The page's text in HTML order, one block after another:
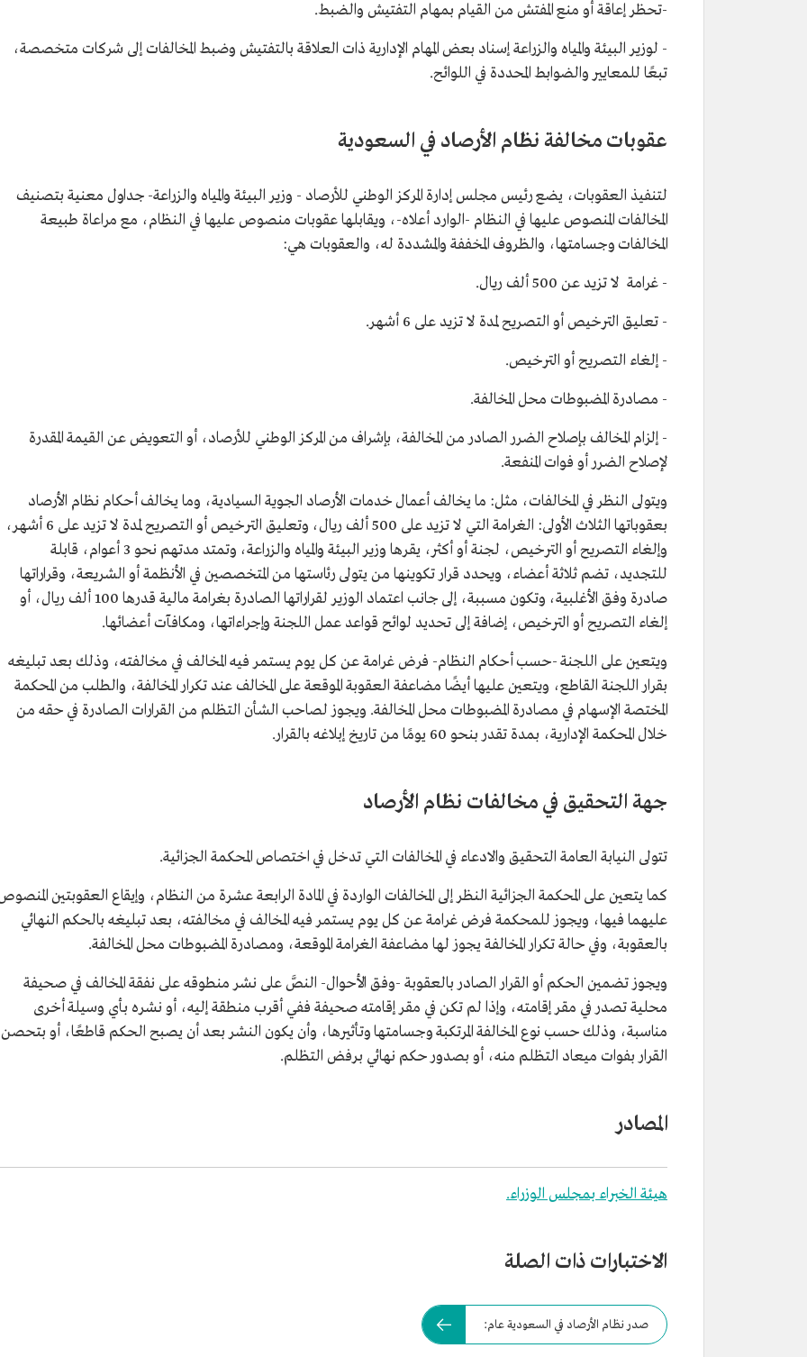
-تحظر إعاقة أو منع المفتش من القيام بمهام التفتيش والضبط.
- لوزير البيئة والمياه والزراعة إسناد بعض المهام الإدارية ذات العلاقة بالتفتيش وضبط المخالفات إلى شركات متخصصة،
تبعًا للمعايير والضوابط المحددة في اللوائح.
عقوبات مخالفة نظام الأرصاد في السعودية
لتنفيذ العقوبات، يضع رئيس مجلس إدارة المركز الوطني للأرصاد - وزير البيئة والمياه والزراعة- جداول معنية بتصنيف
المخالفات المنصوص عليها في النظام -الوارد أعلاه-، ويقابلها عقوبات منصوص عليها في النظام، مع مراعاة طبيعة
المخالفات وجسامتها، والظروف المخففة والمشددة له، والعقوبات هي:
- غرامة لا تزيد عن 500 ألف ريال.
- تعليق الترخيص أو التصريح لمدة لا تزيد على 6 أشهر.
- إلغاء التصريح أو الترخيص.
- مصادرة المضبوطات محل المخالفة.
- إلزام المخالف بإصلاح الضرر الصادر من المخالفة، بإشراف من المركز الوطني للأرصاد، أو التعويض عن القيمة المقدرة
لإصلاح الضرر أو فوات المنفعة.
ويتولى النظر في المخالفات، مثل: ما يخالف أعمال خدمات الأرصاد الجوية السيادية، وما يخالف أحكام نظام الأرصاد
بعقوباتها الثلاث الأولى: الغرامة التي لا تزيد على 500 ألف ريال، وتعليق الترخيص أو التصريح لمدة لا تزيد على 6 أشهر،
وإلغاء التصريح أو الترخيص، لجنة أو أكثر، يقرها وزير البيئة والمياه والزراعة، وتمتد مدتهم نحو 3 أعوام، قابلة
للتجديد، تضم ثلاثة أعضاء، ويحدد قرار تكوينها من يتولى رئاستها من المتخصصين في الأنظمة أو الشريعة، وقراراتها
صادرة وفق الأغلبية، وتكون مسببة، إلى جانب اعتماد الوزير لقراراتها الصادرة بغرامة مالية قدرها 100 ألف ريال، أو
إلغاء التصريح أو الترخيص، إضافة إلى تحديد لوائح قواعد عمل اللجنة وإجراءاتها، ومكافآت أعضائها.
ويتعين على اللجنة -حسب أحكام النظام- فرض غرامة عن كل يوم يستمر فيه المخالف في مخالفته، وذلك بعد تبليغه
بقرار اللجنة القاطع، ويتعين عليها أيضًا مضاعفة العقوبة الموقعة على المخالف عند تكرار المخالفة، والطلب من المحكمة
المختصة الإسهام في مصادرة المضبوطات محل المخالفة. ويجوز لصاحب الشأن التظلم من القرارات الصادرة في حقه من
خلال المحكمة الإدارية، بمدة تقدر بنحو 60 يومًا من تاريخ إبلاغه بالقرار.
جهة التحقيق في مخالفات نظام الأرصاد
تتولى النيابة العامة التحقيق والادعاء في المخالفات التي تدخل في اختصاص المحكمة الجزائية.
كما يتعين على المحكمة الجزائية النظر إلى المخالفات الواردة في المادة الرابعة عشرة من النظام، وإيقاع العقوبتين
عليهما فيها، ويجوز للمحكمة فرض غرامة عن كل يوم يستمر فيه المخالف في مخالفته، بعد تبليغه بالحكم النهائي
بالعقوبة، وفي حالة تكرار المخالفة يجوز لها مضاعفة الغرامة الموقعة، ومصادرة المضبوطات محل المخالفة.
ويجوز تضمين الحكم أو القرار الصادر بالعقوبة -وفق الأحوال- النصَّ على نشر منطوقه على نفقة المخالف في صحيفة
محلية تصدر في مقر إقامته، وإذا لم تكن في مقر إقامته صحيفة ففي أقرب منطقة إليه، أو نشره بأي وسيلة أخرى
مناسبة، وذلك حسب نوع المخالفة المرتكبة وجسامتها وتأثيرها، وأن يكون النشر بعد أن يصبح الحكم قاطعًا، أو بتحصن
القرار بفوات ميعاد التظلم منه، أو بصدور حكم نهائي برفض التظلم.
المصادر
هيئة الخبراء بمجلس الوزراء.
الاختبارات ذات الصلة
صدر نظام الأرصاد في السعودية عام: